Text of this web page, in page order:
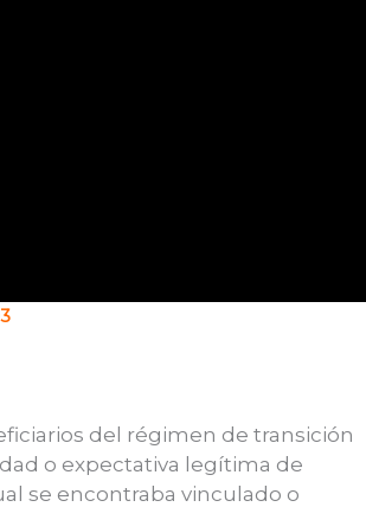
del régimen de transición
o expectativa legítima de
se encontraba vinculado o